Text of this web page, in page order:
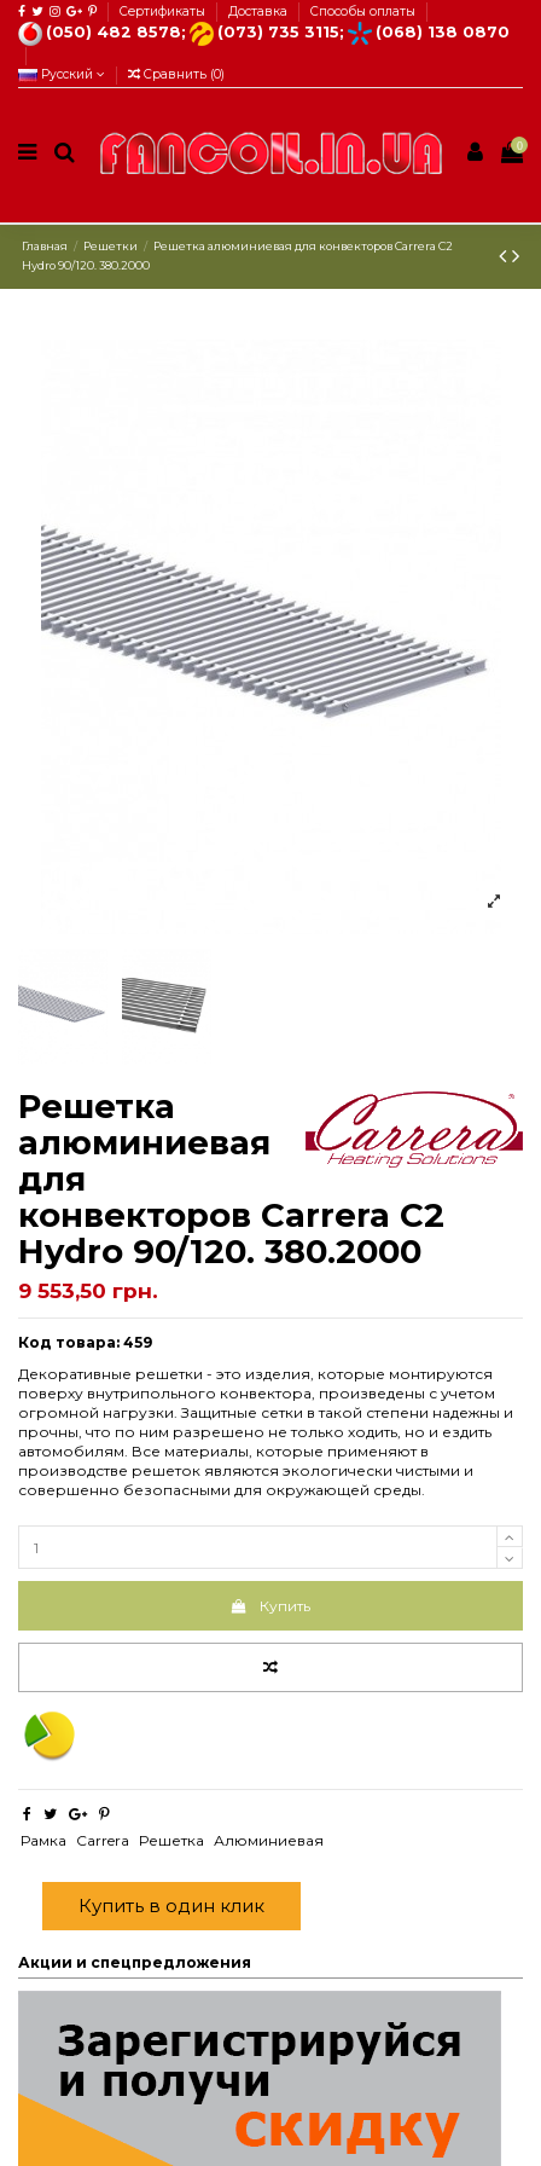
Сертификаты Доставка Способы оплаты
(050) 482 8578; (073) 735 3115; (068) 138 0870
Русский Сравнить (0)
0
Главная Решетки
Решетка алюминиевая для конвекторов Carrera C2
Hydro 90/120. 380.2000
Решетка
алюминиевая
для
конвекторов Carrera C2
Hydro 90/120. 380.2000
9 553,50 грн.
Код товара: 459
Декоративные решетки - это изделия, которые монтируются
поверху внутрипольного конвектора, произведены с учетом
огромной нагрузки. Защитные сетки в такой степени надежны и
прочны, что по ним разрешено не только ходить, но и ездить
автомобилям. Все материалы, которые применяют в
производстве решеток являются экологически чистыми и
совершенно безопасными для окружающей среды.
Купить
Рамка Carrera Решетка Алюминиевая
Купить в один клик
Акции и спецпредложения